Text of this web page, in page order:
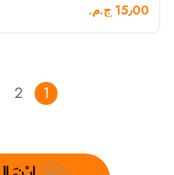
15٫00 ج.م.‏
1
2